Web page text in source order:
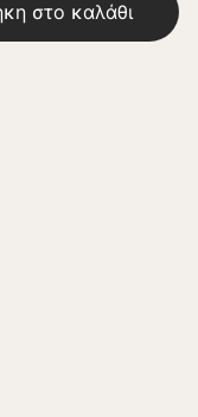
στο καλάθι